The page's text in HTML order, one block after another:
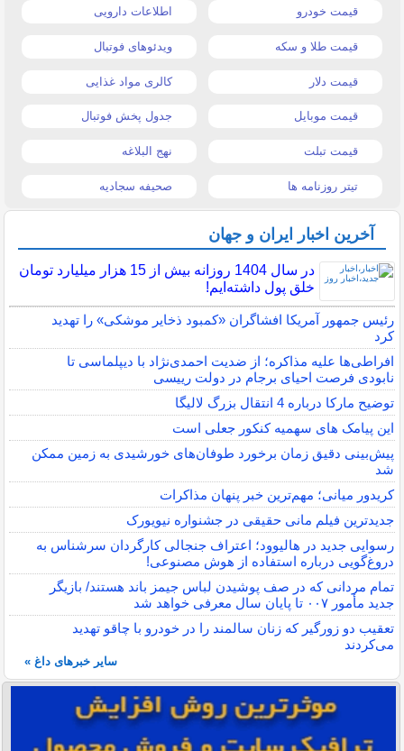
قیمت خودرو اطلاعات دارویی
قیمت طلا و سکه ویدئوهای فوتبال
قیمت دلار کالری مواد غذایی
قیمت موبایل جدول پخش فوتبال
قیمت تبلت نهج البلاغه
تیتر روزنامه ها صحیفه سجادیه
آخرین اخبار ایران و جهان
در سال 1404 روزانه بیش از 15 هزار میلیارد تومان
خلق پول داشته‌ایم!
رئیس جمهور آمریکا افشاگران «کمبود ذخایر موشکی» را تهدید
کرد
افراطی‌ها علیه مذاکره؛ از ضدیت احمدی‌نژاد با دیپلماسی تا
نابودی فرصت احیای برجام در دولت رییسی
توضیح مارکا درباره 4 انتقال بزرگ لالیگا
این پیامک های سهمیه کنکور جعلی است
پیش‌بینی دقیق زمان برخورد طوفان‌های خورشیدی به زمین ممکن
شد
کریدور میانی؛ مهم‌ترین خبر پنهان مذاکرات
جدیدترین فیلم مانی حقیقی در جشنواره نیویورک
رسوایی جدید در هالیوود؛ اعتراف جنجالی کارگردان سرشناس به
دروغ‌گویی درباره استفاده از هوش مصنوعی!
تمام مردانی که در صف پوشیدن لباس جیمز باند هستند/ بازیگر
جدید مأمور ۰۰۷ تا پایان سال معرفی خواهد شد
تعقیب دو زورگیر که زنان سالمند را در خودرو با چاقو تهدید
می‌کردند
سایر خبرهای داغ »